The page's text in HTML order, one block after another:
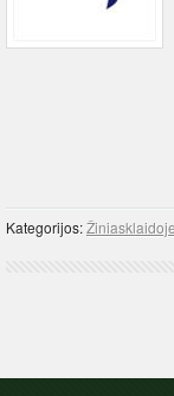
Kategorijos:Žiniasklaidoje